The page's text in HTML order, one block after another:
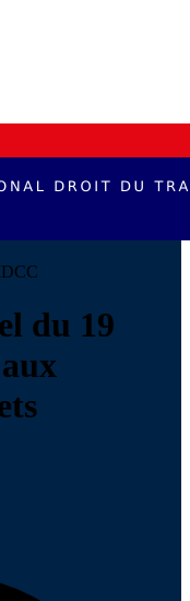
du 19